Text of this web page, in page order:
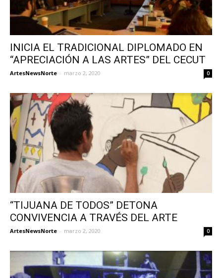
INICIA EL TRADICIONAL DIPLOMADO EN
“APRECIACIÓN A LAS ARTES” DEL CECUT
ArtesNewsNorte - marzo 2, 2020 0
“TIJUANA DE TODOS” DETONA
CONVIVENCIA A TRAVÉS DEL ARTE
ArtesNewsNorte - marzo 2, 2020 0